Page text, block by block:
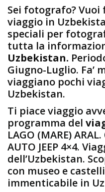
Sei fotografo?
viaggio in
speciali per
tutta la
Uzbekistan.
Giugno-Luglio. Fa’
viaggiano pochi
Uzbekistan.
Ti piace viaggio
programma del
LAGO (MARE)
AUTO JEEP 4×4.
dell’Uzbekistan.
con museo e
immenticabile in